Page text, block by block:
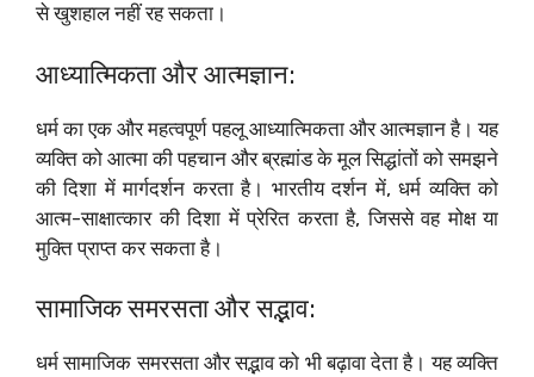
से खुशहाल नहीं रह सकता।
आध्यात्मिकता और आत्मज्ञान:
धर्म का एक और महत्वपूर्ण पहलू आध्यात्मिकता और आत्मज्ञान है। यह
व्यक्ति को आत्मा की पहचान और ब्रह्मांड के मूल सिद्धांतों को समझने
की दिशा में मार्गदर्शन करता है। भारतीय दर्शन में, धर्म व्यक्ति को
आत्म-साक्षात्कार की दिशा में प्रेरित करता है, जिससे वह मोक्ष या
मुक्ति प्राप्त कर सकता है।
सामाजिक समरसता और सद्भाव:
धर्म सामाजिक समरसता और सद्भाव को भी बढ़ावा देता है। यह व्यक्ति